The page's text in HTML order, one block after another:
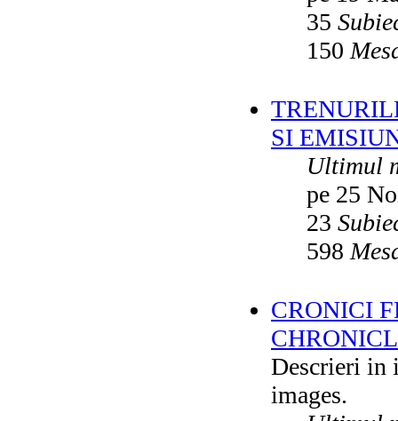
35
150
SI
Ultimul
pe 25
23
598
CRONICI
Descrieri in
images.